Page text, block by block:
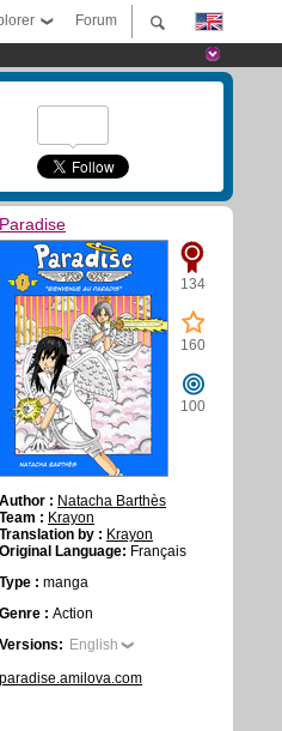
Forum
Paradise
134
160
100
Author : Natacha Barthès
Team : Krayon
Translation by : Krayon
Original Language: Français
Type : manga
Genre : Action
Versions: English
paradise.amilova.com